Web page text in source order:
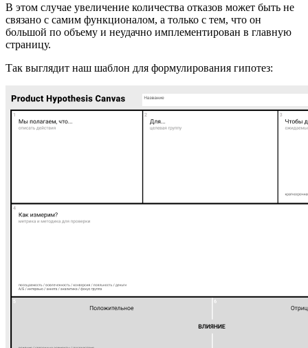
В этом случае увеличение количества отказов может быть не
связано с самим функционалом, а только с тем, что он
большой по объему и неудачно имплементирован в главную
страницу.
Так выглядит наш шаблон для формулирования гипотез: